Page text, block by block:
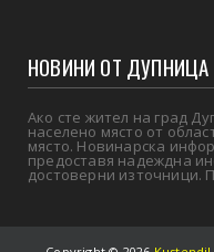
НОВИНИ ОТ ДУПНИЦА
Ако сте жител на град
населено място от
място. Новинарска
предоставя надеждна
достоверни източници.